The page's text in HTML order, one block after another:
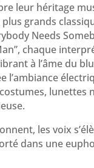
leur héritage
grands
Needs
chaque
à l’âme du
l’ambiance
lunettes
les voix
dans une